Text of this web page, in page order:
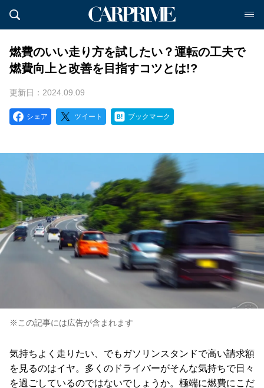
燃費のいい走り方を試したい？運転の工夫で
燃費向上と改善を目指すコツとは!?
更新日：2024.09.09
シェア ツイート ブックマーク
※この記事には広告が含まれます
気持ちよく走りたい、でもガソリンスタンドで高い請求額
を見るのはイヤ。多くのドライバーがそんな気持ちで日々
を過ごしているのではないでしょうか。極端に燃費にこだ